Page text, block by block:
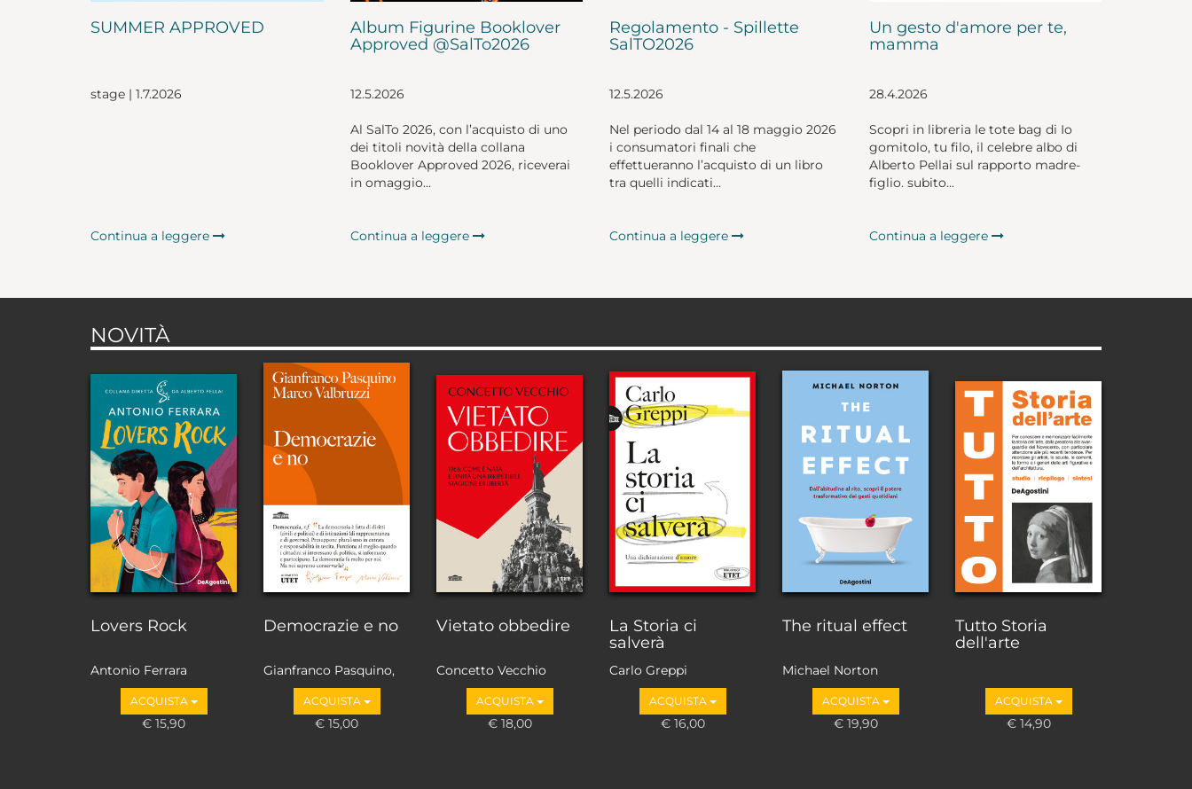
SUMMER APPROVED
stage | 1.7.2026
Continua a leggere
Album Figurine Booklover
Approved @SalTo2026
12.5.2026
Al SalTo 2026, con l’acquisto di uno
dei titoli novità della collana
Booklover Approved 2026, riceverai
in omaggio...
Continua a leggere
Regolamento - Spillette
SalTO2026
12.5.2026
Nel periodo dal 14 al 18 maggio 2026
i consumatori finali che
effettueranno l’acquisto di un libro
tra quelli indicati...
Continua a leggere
Un gesto d'amore per te,
mamma
28.4.2026
Scopri in libreria le tote bag di Io
gomitolo, tu filo, il celebre albo di
Alberto Pellai sul rapporto madre-
figlio. subito...
Continua a leggere
NOVITÀ
Lovers Rock
Antonio Ferrara
ACQUISTA
€ 15,90
Democrazie e no
Gianfranco Pasquino,
Marco Valbruzzi
ACQUISTA
€ 15,00
Vietato obbedire
Concetto Vecchio
ACQUISTA
€ 18,00
La Storia ci
salverà
Carlo Greppi
ACQUISTA
€ 16,00
The ritual effect
Michael Norton
ACQUISTA
€ 19,90
Tutto Storia
dell'arte
ACQUISTA
€ 14,90